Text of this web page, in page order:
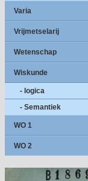
Varia
Vrijmetselarij
Wetenschap
Wiskunde
- logica
- Semantiek
WO 1
WO 2